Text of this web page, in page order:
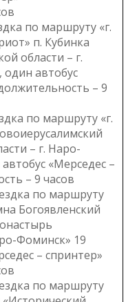
по маршруту «г.
п. Кубинка
области – г.
автобус
– 9
по маршруту «г.
– г. Наро-
«Мерседес –
– 9 часов
по маршруту
Богоявленский
Фоминск» 19
– спринтер»
по маршруту